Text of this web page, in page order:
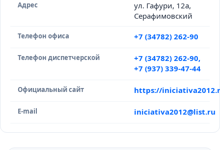
Адрес
ул. Гафури, 12а,
Серафимовский
Телефон офиса +7 (34782) 262-90
Телефон диспетчерской
+7 (34782) 262-90,
+7 (937) 339-47-44
Официальный сайт https://
E-mail iniciativa2012@list.ru